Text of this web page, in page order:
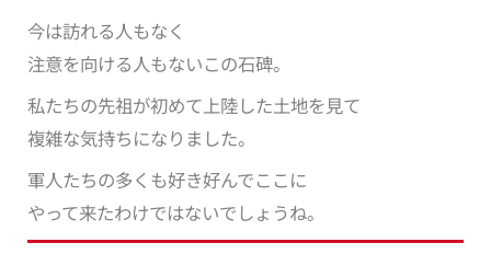
今は訪れる人もなく
注意を向ける人もないこの石碑。
私たちの先祖が初めて上陸した土地を見て
複雑な気持ちになりました。
軍人たちの多くも好き好んでここに
やって来たわけではないでしょうね。